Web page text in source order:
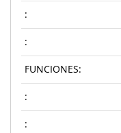
:
:
FUNCIONES:
:
: